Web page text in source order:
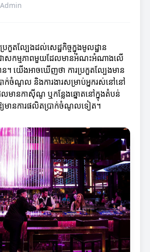
Admin
កួតល្បែងដល់សេដ្ឋកិច្ចក្នុងមូលដ្ឋាន
ជាសកម្មភាពមួយដែលមានអំណះអំណាងលើ
ាន។ យើងអាចឃើញថា ការប្រកួតល្បែងមាន
រាក់ចំណូល និងការងារសម្រាប់អ្នករស់នៅនៅ
មានកាស៊ីណូ ឬកន្លែងឆ្នោតនៅក្នុងតំបន់
យមានការផលិតប្រាក់ចំណូលទៀត។